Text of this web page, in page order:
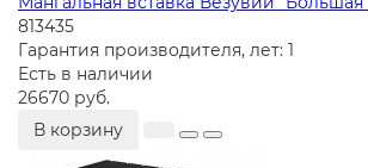
813435
Гарантия производителя, лет: 1
Есть в наличии
26670 руб.
В корзину